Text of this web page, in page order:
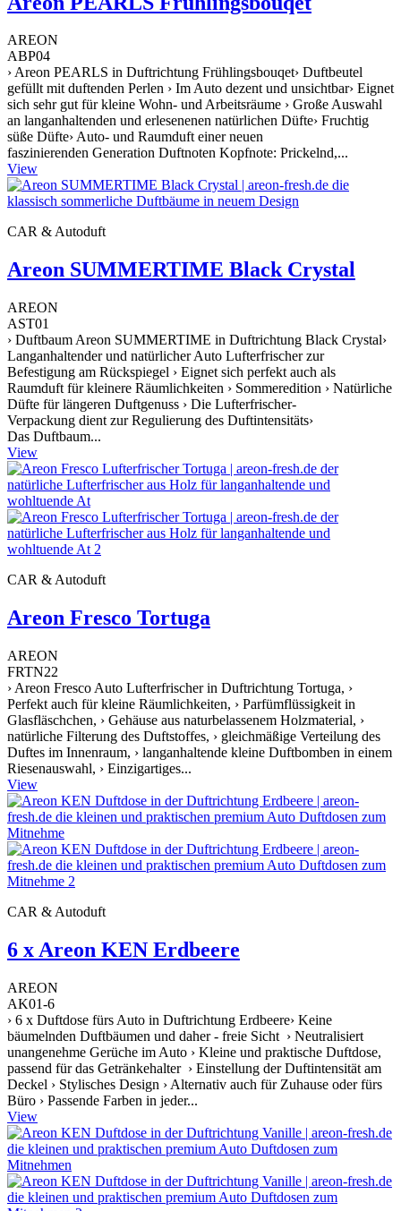
AREON
ABP04
› Areon PEARLS in Duftrichtung Frühlingsbouqet› Duftbeutel
gefüllt mit duftenden Perlen › Im Auto dezent und unsichtbar› Eignet
sich sehr gut für kleine Wohn- und Arbeitsräume › Große Auswahl
an langanhaltenden und erlesenenen natürlichen Düfte› Fruchtig
süße Düfte› Auto- und Raumduft einer neuen
faszinierenden Generation Duftnoten Kopfnote: Prickelnd,...
View
CAR & Autoduft
Areon SUMMERTIME Black Crystal
AREON
AST01
› Duftbaum Areon SUMMERTIME in Duftrichtung Black Crystal›
Langanhaltender und natürlicher Auto Lufterfrischer zur
Befestigung am Rückspiegel › Eignet sich perfekt auch als
Raumduft für kleinere Räumlichkeiten › Sommeredition › Natürliche
Düfte für längeren Duftgenuss › Die Lufterfrischer-
Verpackung dient zur Regulierung des Duftintensitäts›
Das Duftbaum...
View
CAR & Autoduft
Areon Fresco Tortuga
AREON
FRTN22
› Areon Fresco Auto Lufterfrischer in Duftrichtung Tortuga, ›
Perfekt auch für kleine Räumlichkeiten, › Parfümflüssigkeit in
Glasfläschchen, › Gehäuse aus naturbelassenem Holzmaterial, ›
natürliche Filterung des Duftstoffes, › gleichmäßige Verteilung des
Duftes im Innenraum, › langanhaltende kleine Duftbomben in einem
Riesenauswahl, › Einzigartiges...
View
CAR & Autoduft
6 x Areon KEN Erdbeere
AREON
AK01-6
› 6 x Duftdose fürs Auto in Duftrichtung Erdbeere› Keine
bäumelnden Duftbäumen und daher - freie Sicht › Neutralisiert
unangenehme Gerüche im Auto › Kleine und praktische Duftdose,
passend für das Getränkehalter › Einstellung der Duftintensität am
Deckel › Stylisches Design › Alternativ auch für Zuhause oder fürs
Büro › Passende Farben in jeder...
View